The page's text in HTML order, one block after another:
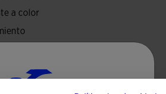
irritaciones en la piel.
se ha confeccionado con tejido
transpirable. La tecnología Micro-
el cuerpo del corredor fresco y
Esto la convierte en ideal para
a color
Poliéster, 7% Elastano / Tejido